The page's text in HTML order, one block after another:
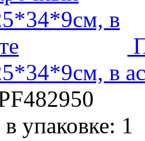
в
упаковке: 1